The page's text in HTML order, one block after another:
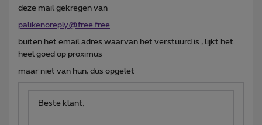
deze mail gekregen van
palikenoreply@free.free
buiten het email adres waarvan het verstuurd is , lijkt het
heel goed op proximus
maar niet van hun, dus opgelet
Beste klant,